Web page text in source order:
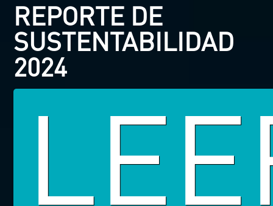
REPORTE DE
SUSTENTABILIDAD
2024